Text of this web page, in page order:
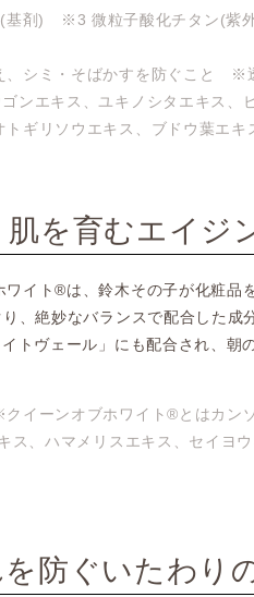
剤) ※3 微粒子酸化チタン(紫
シミ・そばかすを防ぐこと ※
エキス、ユキノシタエキス、
ギリソウエキス、ブドウ葉エ
を育むエイジ
イト®は、鈴木その子が化粧品
、絶妙なバランスで配合した成分
トヴェール」にも配合され、朝
ーンオブホワイト®とはカン
、ハマメリスエキス、セイヨ
防ぐいたわり